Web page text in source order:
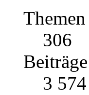
Themen
306
Beiträge
3 574